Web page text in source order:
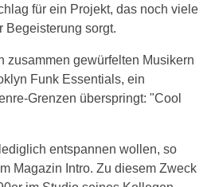
für ein Projekt, das noch viele
Begeisterung sorgt.
zusammen gewürfelten Musikern
Funk Essentials, ein
Grenzen überspringt: "Cool
entspannen wollen, so
Magazin Intro. Zu diesem Zweck